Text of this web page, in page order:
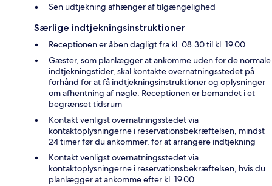
Sen udtjekning afhænger af tilgængelighed
Særlige indtjekningsinstruktioner
Receptionen er åben dagligt fra kl. 08.30 til kl. 19.00
Gæster, som planlægger at ankomme uden for de normale
indtjekningstider, skal kontakte overnatningsstedet på
forhånd for at få indtjekningsinstruktioner og oplysninger
om afhentning af nøgle. Receptionen er bemandet i et
begrænset tidsrum
Kontakt venligst overnatningsstedet via
kontaktoplysningerne i reservationsbekræftelsen, mindst
24 timer før du ankommer, for at arrangere indtjekning
Kontakt venligst overnatningsstedet via
kontaktoplysningerne i reservationsbekræftelsen, hvis du
planlægger at ankomme efter kl. 19.00